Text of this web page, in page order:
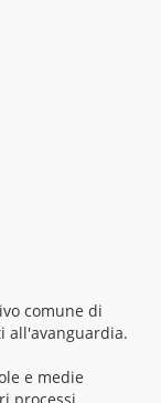
comune di
all'avanguardia.
e medie